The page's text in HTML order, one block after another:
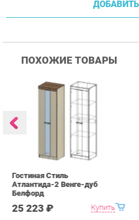
Купить
Гостиная Стиль
Атлантида-2 Венге-дуб
25 223 ₽
Коллекции
Диваны
О проекте
Контакты